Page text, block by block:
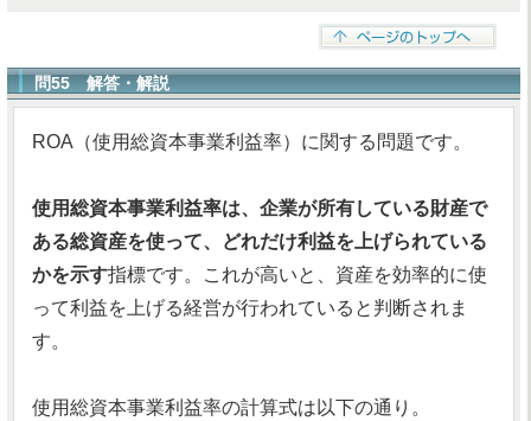
問55 解答・解説
ROA（使用総資本事業利益率）に関する問題です。
使用総資本事業利益率は、企業が所有している財産で
ある総資産を使って、どれだけ利益を上げられている
かを示す指標です。これが高いと、資産を効率的に使
って利益を上げる経営が行われていると判断されま
す。
使用総資本事業利益率の計算式は以下の通り。